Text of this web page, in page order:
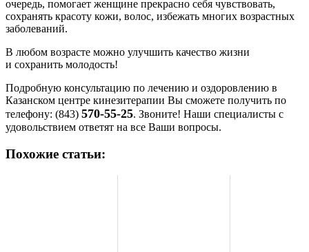
очередь, помогает женщине прекрасно себя чувствовать,
сохранять красоту кожи, волос, избежать многих возрастных
заболеваний.
В любом возрасте можно улучшить качество жизни
и сохранить молодость!
Подробную консультацию по лечению и оздоровлению в
Казанском центре кинезитерапии Вы сможете получить по
телефону: (843) 570-55-25. Звоните! Наши специалисты с
удовольствием ответят на все Ваши вопросы.
Похожие статьи: